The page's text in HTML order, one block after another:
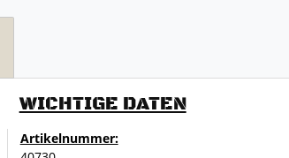
WICHTIGE DATEN
Artikelnummer: